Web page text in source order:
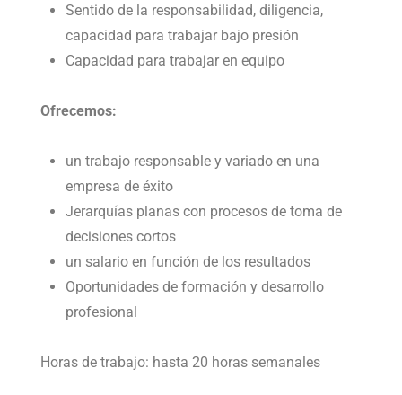
Sentido de la responsabilidad, diligencia,
capacidad para trabajar bajo presión
Capacidad para trabajar en equipo
Ofrecemos:
un trabajo responsable y variado en una
empresa de éxito
Jerarquías planas con procesos de toma de
decisiones cortos
un salario en función de los resultados
Oportunidades de formación y desarrollo
profesional
Horas de trabajo: hasta 20 horas semanales